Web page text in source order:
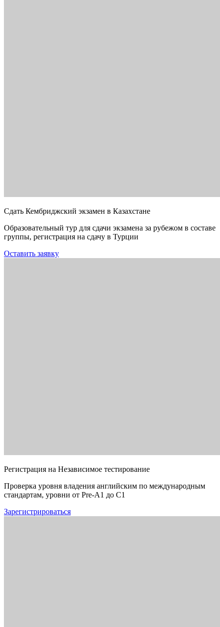
Сдать Кембриджский экзамен в Казахстане
Образовательный тур для сдачи экзамена за рубежом в составе
группы, регистрация на сдачу в Турции
Оставить заявку
Регистрация на Независимое тестирование
Проверка уровня владения английским по международным
стандартам, уровни от Pre-A1 до C1
Зарегистрироваться